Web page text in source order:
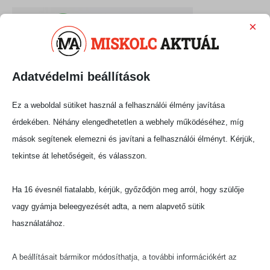
Adatvédelmi beállítások
×
Ez a weboldal sütiket használ a felhasználói élmény javítása
érdekében. Néhány elengedhetetlen a webhely működéséhez, míg
mások segítenek elemezni és javítani a felhasználói élményt. Kérjük,
tekintse át lehetőségeit, és válasszon.
Ha 16 évesnél fiatalabb, kérjük, győződjön meg arról, hogy szülője
vagy gyámja beleegyezését adta, a nem alapvető sütik
használatához.
A beállításait bármikor módosíthatja, a további információkért az